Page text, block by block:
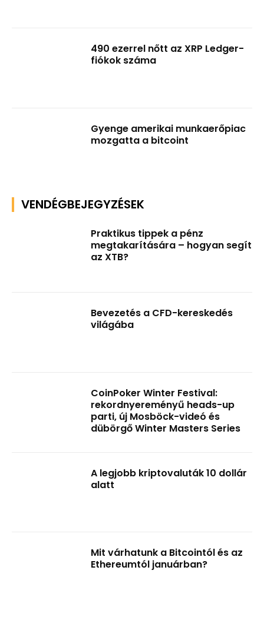
490 ezerrel nőtt az XRP Ledger-
fiókok száma
Gyenge amerikai munkaerőpiac
mozgatta a bitcoint
VENDÉGBEJEGYZÉSEK
Praktikus tippek a pénz
megtakarítására – hogyan segít
az XTB?
Bevezetés a CFD-kereskedés
világába
CoinPoker Winter Festival:
rekordnyereményű heads-up
parti, új Mosböck-videó és
dübörgő Winter Masters Series
A legjobb kriptovaluták 10 dollár
alatt
Mit várhatunk a Bitcointól és az
Ethereumtól januárban?